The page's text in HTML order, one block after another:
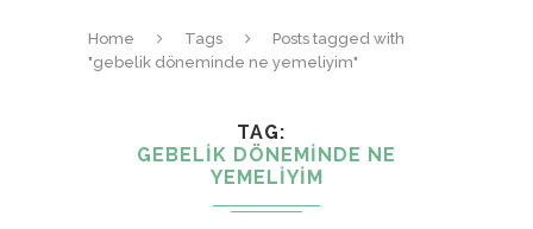
Home Tags
Posts tagged with
"gebelik döneminde ne yemeliyim"
TAG
GEBELIK DÖNEMINDE NE
YEMELIYIM